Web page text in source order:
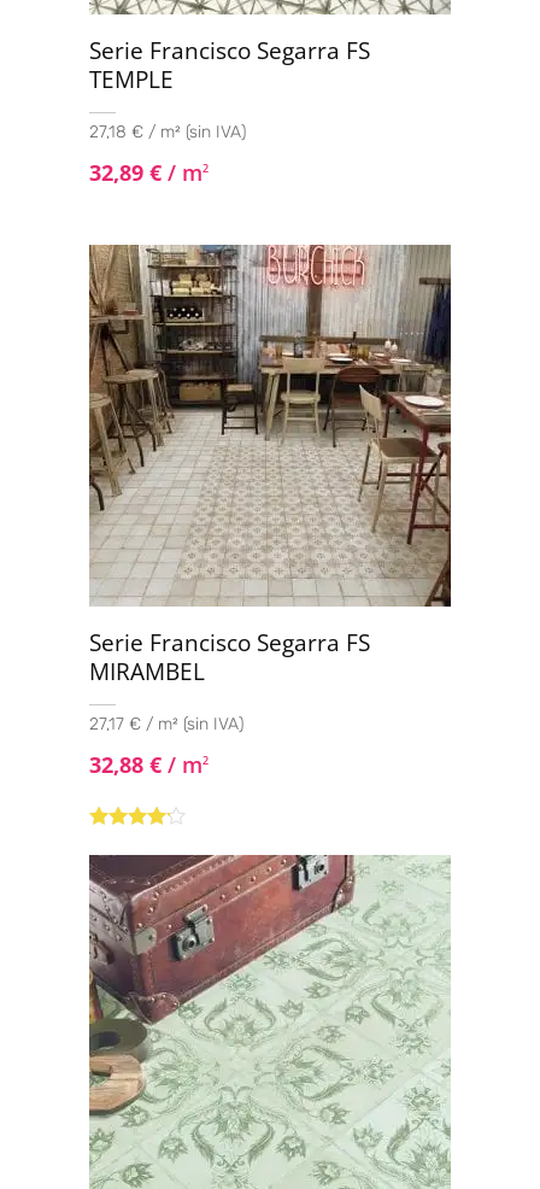
Serie Francisco Segarra FS
TEMPLE
27,18 € / m² (sin IVA)
32,89 € / m2
Serie Francisco Segarra FS
MIRAMBEL
27,17 € / m² (sin IVA)
32,88 € / m2
con
de 5